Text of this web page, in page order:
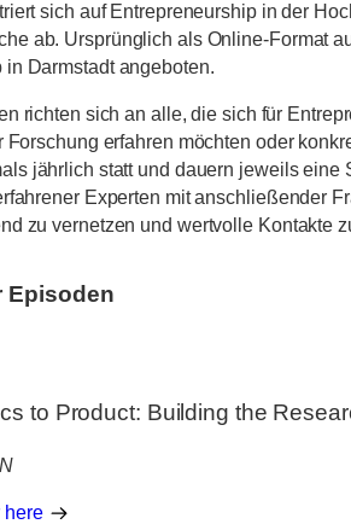
sich auf Entrepreneurship in der
ab. Ursprünglich als Online-Format
Darmstadt angeboten.
richten sich an alle, die sich für
Forschung erfahren möchten oder
jährlich statt und dauern jeweils
Experten mit anschließender
zu vernetzen und wertvolle Kontakte
Episoden
to Product: Building the
here